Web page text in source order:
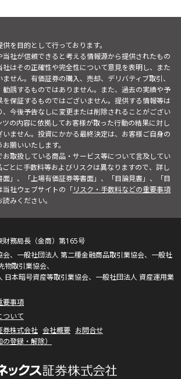
を目的として行っております。
社が信頼できると考える情報源から提供されたもの
はその正確性や完全性について意見を表明し、また
せん。有価証券の購入、売却、デリバティブ取引、
誘するものではありません。また、過去の実績や予
保証するものではございません。提供する情報等は
今後予告なしに変更または削除されることがござい
ツの内容に依拠してお客様が取った行動の結果に対し
ません。投資にかかる最終決定は、お客様ご自身の
願いいたします。
取扱している商品・サービス等について言及してい
とに手数料等およびリスクは異なりますので、詳し
面」、「上場有価証券等書面」、「目論見書」、「目
当社ウェブサイトの「リスク・手数料などの重要事項
みください。
務局長（金商）第165号
会、一般社団法人 第二種金融商品取引業協会、一般社
物取引業協会、
日本暗号資産等取引業協会、一般社団法人 資産運用業
要事項
ついて
券株式会社 会社概要 お問合せ
登録・解除）